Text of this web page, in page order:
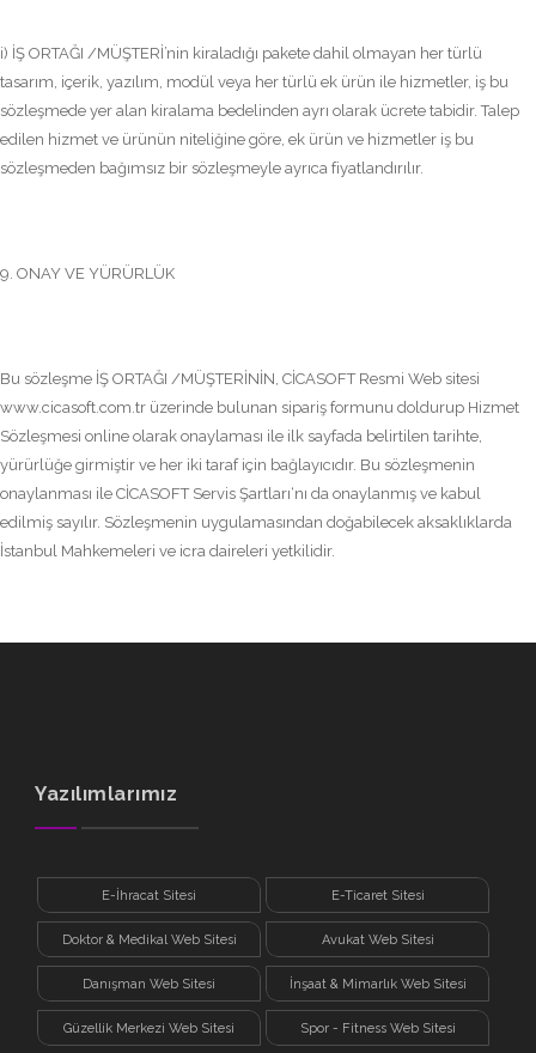
i) İŞ ORTAĞI /MÜŞTERİ’nin kiraladığı pakete dahil olmayan her türlü
tasarım, içerik, yazılım, modül veya her türlü ek ürün ile hizmetler, iş bu
sözleşmede yer alan kiralama bedelinden ayrı olarak ücrete tabidir. Talep
edilen hizmet ve ürünün niteliğine göre, ek ürün ve hizmetler iş bu
sözleşmeden bağımsız bir sözleşmeyle ayrıca fiyatlandırılır.
9. ONAY VE YÜRÜRLÜK
Bu sözleşme İŞ ORTAĞI /MÜŞTERİNİN, CİCASOFT Resmi Web sitesi
www.cicasoft.com.tr üzerinde bulunan sipariş formunu doldurup Hizmet
Sözleşmesi online olarak onaylaması ile ilk sayfada belirtilen tarihte,
yürürlüğe girmiştir ve her iki taraf için bağlayıcıdır. Bu sözleşmenin
onaylanması ile CİCASOFT Servis Şartları‘nı da onaylanmış ve kabul
edilmiş sayılır. Sözleşmenin uygulamasından doğabilecek aksaklıklarda
İstanbul Mahkemeleri ve icra daireleri yetkilidir.
Yazılımlarımız
E-İhracat Sitesi E-Ticaret Sitesi
Doktor & Medikal Web Sitesi Avukat Web Sitesi
Danışman Web Sitesi İnşaat & Mimarlık Web Sitesi
Güzellik Merkezi Web Sitesi Spor - Fitness Web Sitesi